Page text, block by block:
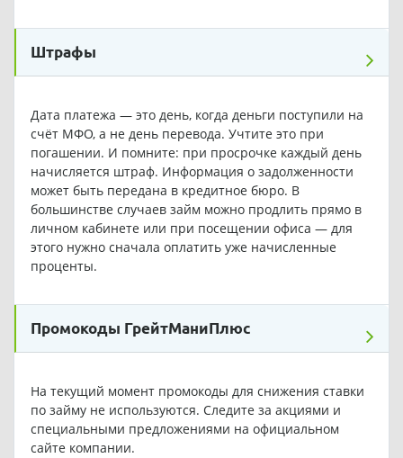
Штрафы
Дата платежа — это день, когда деньги поступили на
счёт МФО, а не день перевода. Учтите это при
погашении. И помните: при просрочке каждый день
начисляется штраф. Информация о задолженности
может быть передана в кредитное бюро. В
большинстве случаев займ можно продлить прямо в
личном кабинете или при посещении офиса — для
этого нужно сначала оплатить уже начисленные
проценты.
Промокоды ГрейтМаниПлюс
На текущий момент промокоды для снижения ставки
по займу не используются. Следите за акциями и
специальными предложениями на официальном
сайте компании.